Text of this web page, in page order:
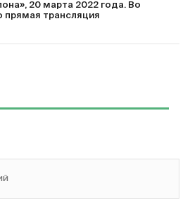
20 марта 2022 года. Во
прямая трансляция